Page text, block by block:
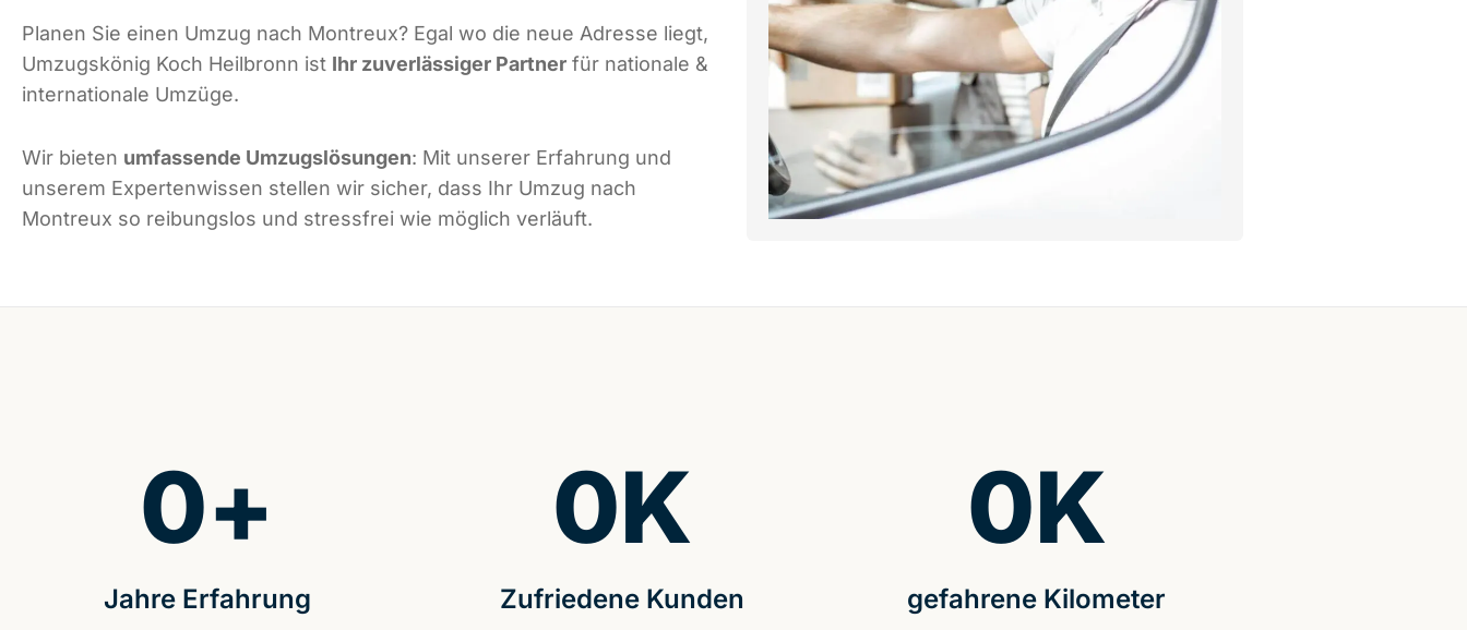
Planen Sie einen Umzug nach Montreux? Egal wo die neue Adresse liegt,
Umzugskönig Koch Heilbronn ist Ihr zuverlässiger Partner für nationale &
internationale Umzüge.
Wir bieten umfassende Umzugslösungen: Mit unserer Erfahrung und
unserem Expertenwissen stellen wir sicher, dass Ihr Umzug nach
Montreux so reibungslos und stressfrei wie möglich verläuft.
Jahre Erfahrung
0+
Zufriedene Kunden
0K
gefahrene Kilometer
0K